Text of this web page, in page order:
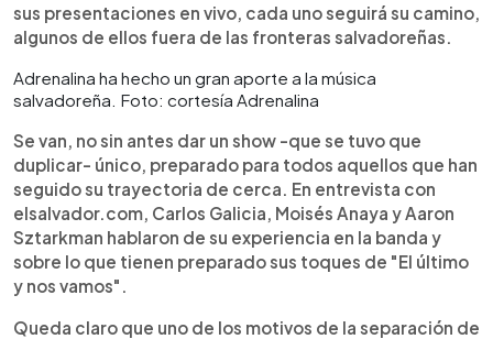
sus presentaciones en vivo, cada uno seguirá su camino,
algunos de ellos fuera de las fronteras salvadoreñas.
Adrenalina ha hecho un gran aporte a la música
salvadoreña. Foto: cortesía Adrenalina
Se van, no sin antes dar un show -que se tuvo que
duplicar- único, preparado para todos aquellos que han
seguido su trayectoria de cerca. En entrevista con
elsalvador.com, Carlos Galicia, Moisés Anaya y Aaron
Sztarkman hablaron de su experiencia en la banda y
sobre lo que tienen preparado sus toques de "El último
y nos vamos".
Queda claro que uno de los motivos de la separación de